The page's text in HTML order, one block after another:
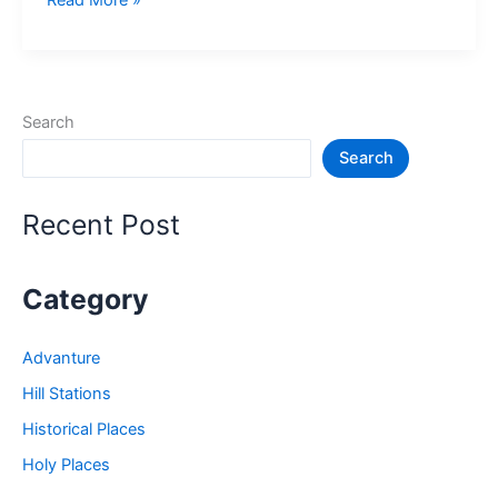
की
Tourist
Search
Search
Recent Post
Category
Advanture
Hill Stations
Historical Places
Holy Places